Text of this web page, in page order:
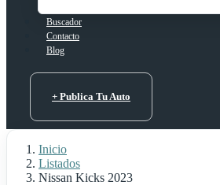
Buscador
Contacto
Blog
+ Publica Tu Auto
Inicio
Listados
Nissan Kicks 2023